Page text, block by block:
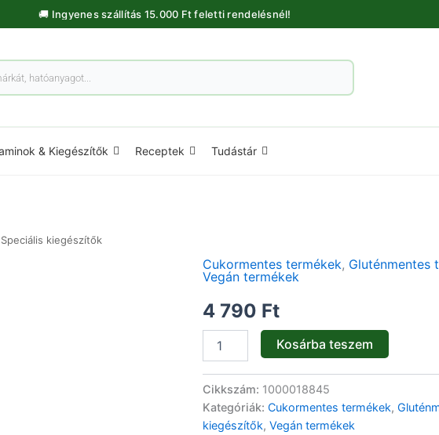
🚚 Ingyenes szállítás 15.000 Ft feletti rendelésnél!
& Kiegészítők Receptek Tudástár
Speciális kiegészítők
Cukormentes termékek, Gluténmentes
Vegán termékek
4 790 Ft
Prostate
Complex
60db
mennyiség
Kosárba teszem
Cikkszám: 1000018845
Kategóriák: Cukormentes termékek,
kiegészítők, Vegán termékek